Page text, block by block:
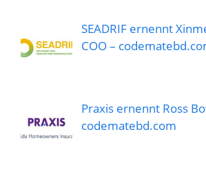
SEADRIF ernennt
COO –
Praxis ernennt Ross
codematebd.com